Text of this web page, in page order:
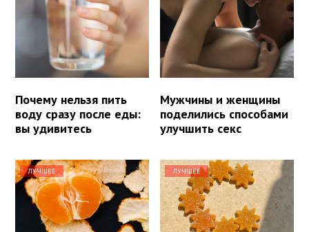
Почему нельзя пить
воду сразу после еды:
вы удивитесь
Мужчины и женщины
поделились способами
улучшить секс
ЛУЧШЕЕ ЛУЧШЕЕ